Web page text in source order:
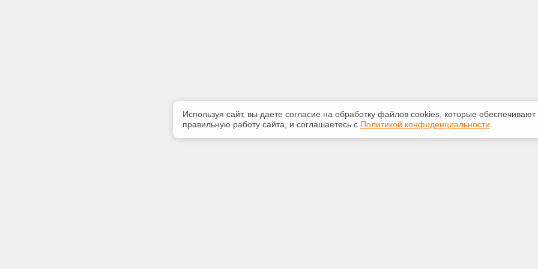
Используя сайт, вы даете согласие на обработку файлов сооkiеs, которые обеспечивают
правильную работу сайта, и соглашаетесь с Политикой конфиденциальности